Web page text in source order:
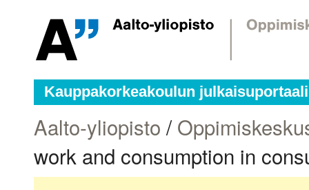
Kauppakorkeakoulun julkaisuportaali
Aalto-yliopisto /
work and consumption in